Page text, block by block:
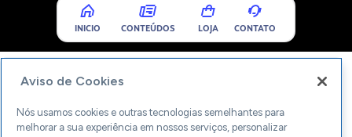
INICIO CONTEÚDOS LOJA CONTATO
Aviso de Cookies
Nós usamos cookies e outras tecnologias semelhantes para
melhorar a sua experiência em nossos serviços, personalizar